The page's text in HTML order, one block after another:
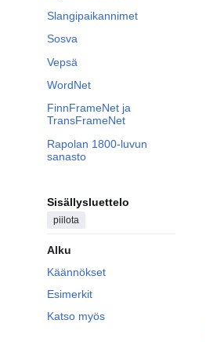
Slangipaikannimet
Sosva
Vepsä
WordNet
FinnFrameNet ja
TransFrameNet
Rapolan 1800-luvun
sanasto
Sisällysluettelo
piilota
Alku
Käännökset
Esimerkit
Katso myös